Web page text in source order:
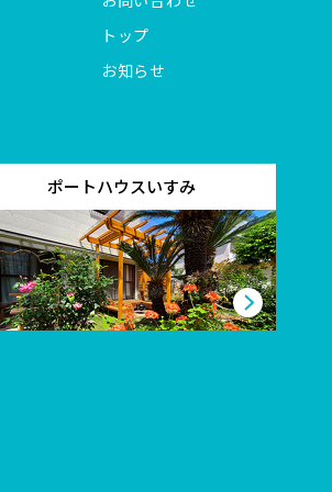
トップ
お知らせ
ポートハウスいすみ